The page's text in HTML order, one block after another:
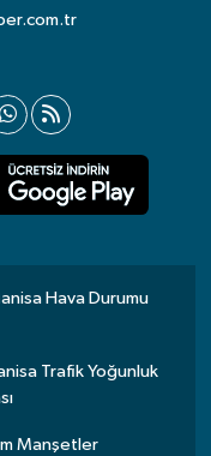
Hava Durumu
Trafik Yoğunluk
Manşetler